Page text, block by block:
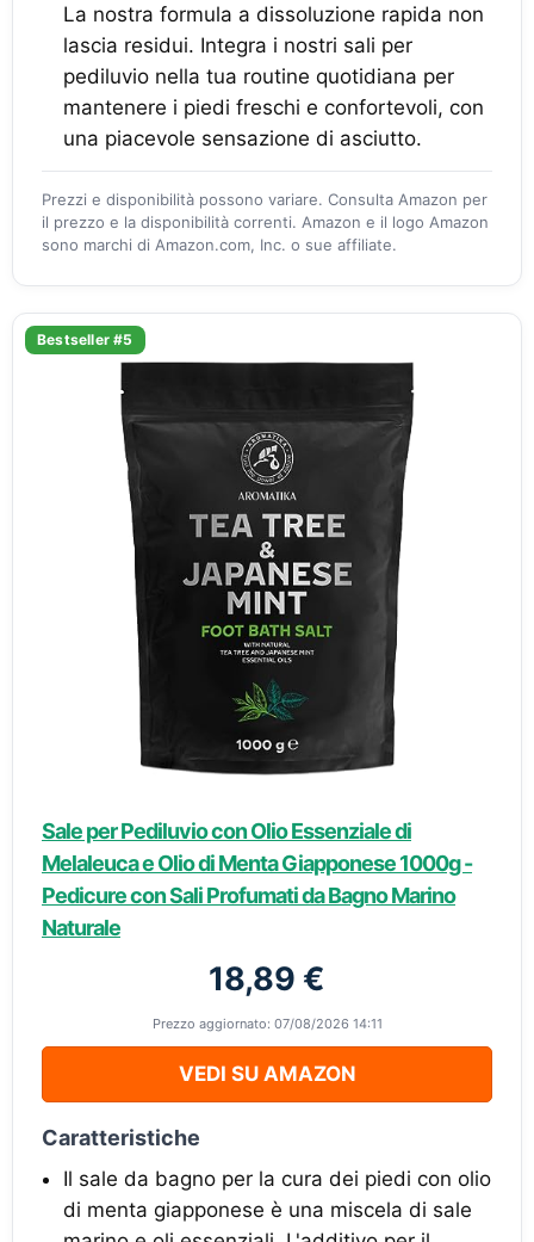
La nostra formula a dissoluzione rapida non
lascia residui. Integra i nostri sali per
pediluvio nella tua routine quotidiana per
mantenere i piedi freschi e confortevoli, con
una piacevole sensazione di asciutto.
Prezzi e disponibilità possono variare. Consulta Amazon per
il prezzo e la disponibilità correnti. Amazon e il logo Amazon
sono marchi di Amazon.com, Inc. o sue affiliate.
Bestseller #5
Sale per Pediluvio con Olio Essenziale di
Melaleuca e Olio di Menta Giapponese 1000g -
Pedicure con Sali Profumati da Bagno Marino
Naturale
18,89 €
Prezzo aggiornato: 07/08/2026 14:11
VEDI SU AMAZON
Caratteristiche
Il sale da bagno per la cura dei piedi con olio
di menta giapponese è una miscela di sale